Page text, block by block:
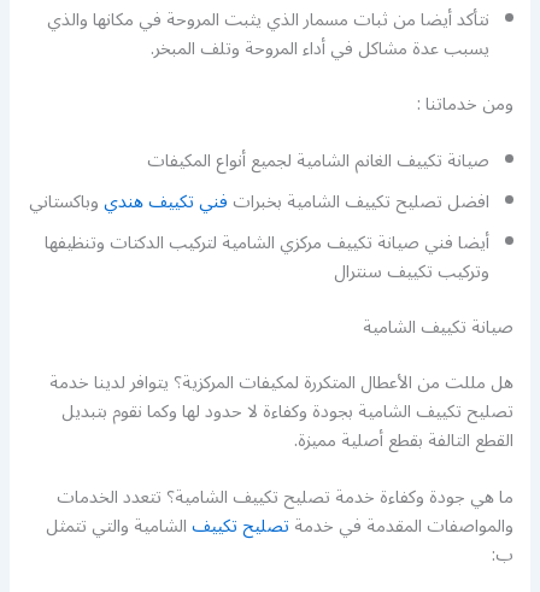
نتأكد أيضا من ثبات مسمار الذي يثبت المروحة في مكانها والذي
يسبب عدة مشاكل في أداء المروحة وتلف المبخر.
ومن خدماتنا :
صيانة تكييف الغانم الشامية لجميع أنواع المكيفات
افضل تصليح تكييف الشامية بخبراتفني تكييف هنديوباكستاني
أيضا فني صيانة تكييف مركزي الشامية لتركيب الدكتات وتنظيفها
وتركيب تكييف سنترال
صيانة تكييف الشامية
هل مللت من الأعطال المتكررة لمكيفات المركزية؟ يتوافر لدينا خدمة
تصليح تكييف الشامية بجودة وكفاءة لا حدود لها وكما نقوم بتبديل
القطع التالفة بقطع أصلية مميزة.
ما هي جودة وكفاءة خدمة تصليح تكييف الشامية؟ تتعدد الخدمات
والمواصفات المقدمة في خدمةتصليح تكييفالشامية والتي تتمثل
ب: